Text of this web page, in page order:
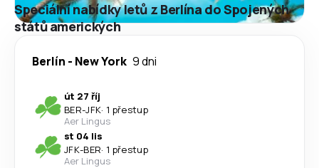
Speciální nabídky letů z Berlína do Spojených
států amerických
Berlín - New York 9 dni
út 27 říj
BER-JFK· 1 přestup
Aer Lingus
st 04 lis
JFK-BER· 1 přestup
Aer Lingus